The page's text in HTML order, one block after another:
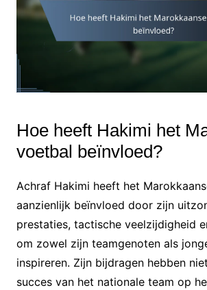
Hoe heeft Hakimi het
voetbal beïnvloed?
Achraf Hakimi heeft het
aanzienlijk beïnvloed door zijn
prestaties, tactische veelzijdigheid
om zowel zijn teamgenoten als
inspireren. Zijn bijdragen hebben
succes van het nationale team op